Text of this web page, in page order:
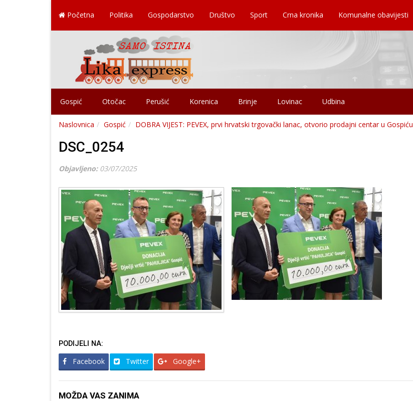
Početna Politika Gospodarstvo Društvo Sport Crna kronika Komunalne obavijesti
Gospić Otočac Perušić Korenica Brinje Lovinac Udbina
Naslovnica Gospić DOBRA VIJEST: PEVEX, prvi hrvatski trgovački lanac, otvorio prodajni centar u Gospiću
DSC_0254
Objavljeno: 03/07/2025
PODIJELI NA:
Facebook Twitter Google+
MOŽDA VAS ZANIMA